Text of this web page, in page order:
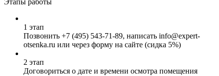
1 этап
Позвонить +7 (495) 543-71-89, написать info@expert-
otsenka.ru или через форму на сайте (сидка 5%)
2 этап
Договориться о дате и времени осмотра помещения